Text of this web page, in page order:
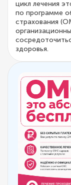
цикл лечения
по программе
страхования
здоровья.